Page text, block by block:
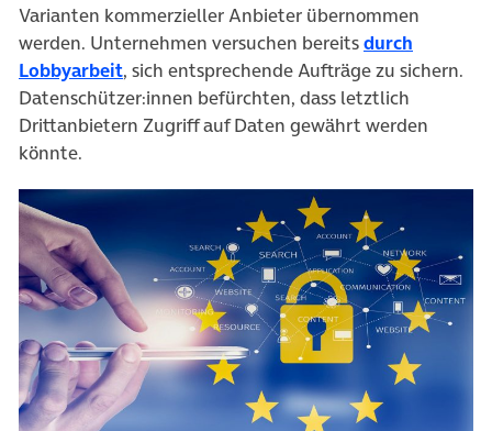
Varianten kommerzieller Anbieter übernommen
werden. Unternehmen versuchen bereitsdurch
Lobbyarbeit(öffnet in neuem Tab)
, sich entsprechende Aufträge zu sichern.
Datenschützer:innen befürchten, dass letztlich
Drittanbietern Zugriff auf Daten gewährt werden
könnte.